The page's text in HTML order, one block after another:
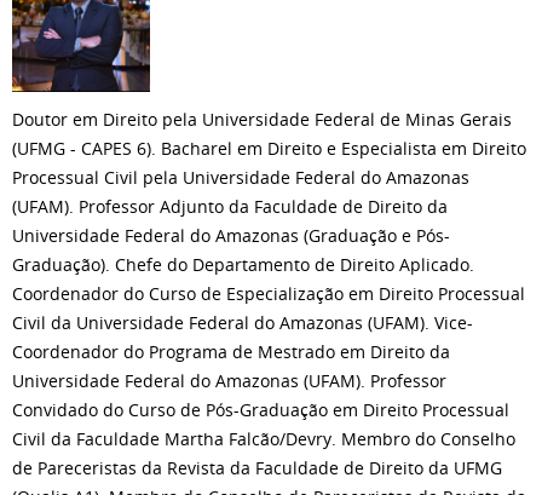
Doutor em Direito pela Universidade Federal de Minas Gerais
(UFMG - CAPES 6). Bacharel em Direito e Especialista em Direito
Processual Civil pela Universidade Federal do Amazonas
(UFAM). Professor Adjunto da Faculdade de Direito da
Universidade Federal do Amazonas (Graduação e Pós-
Graduação). Chefe do Departamento de Direito Aplicado.
Coordenador do Curso de Especialização em Direito Processual
Civil da Universidade Federal do Amazonas (UFAM). Vice-
Coordenador do Programa de Mestrado em Direito da
Universidade Federal do Amazonas (UFAM). Professor
Convidado do Curso de Pós-Graduação em Direito Processual
Civil da Faculdade Martha Falcão/Devry. Membro do Conselho
de Pareceristas da Revista da Faculdade de Direito da UFMG